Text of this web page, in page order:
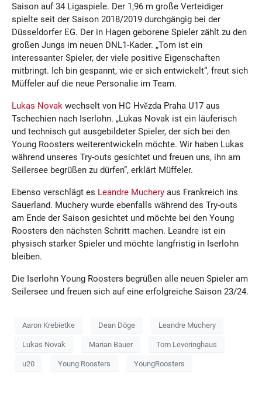
Saison auf 34 Ligaspiele. Der 1,96 m große Verteidiger
spielte seit der Saison 2018/2019 durchgängig bei der
Düsseldorfer EG. Der in Hagen geborene Spieler zählt zu den
großen Jungs im neuen DNL1-Kader. „Tom ist ein
interessanter Spieler, der viele positive Eigenschaften
mitbringt. Ich bin gespannt, wie er sich entwickelt“, freut sich
Müffeler auf die neue Personalie im Team.
Lukas Novak wechselt von HC Hvězda Praha U17 aus
Tschechien nach Iserlohn. „Lukas Novak ist ein läuferisch
und technisch gut ausgebildeter Spieler, der sich bei den
Young Roosters weiterentwickeln möchte. Wir haben Lukas
während unseres Try-outs gesichtet und freuen uns, ihn am
Seilersee begrüßen zu dürfen“, erklärt Müffeler.
Ebenso verschlägt es Leandre Muchery aus Frankreich ins
Sauerland. Muchery wurde ebenfalls während des Try-outs
am Ende der Saison gesichtet und möchte bei den Young
Roosters den nächsten Schritt machen. Leandre ist ein
physisch starker Spieler und möchte langfristig in Iserlohn
bleiben.
Die Iserlohn Young Roosters begrüßen alle neuen Spieler am
Seilersee und freuen sich auf eine erfolgreiche Saison 23/24.
Aaron Krebietke Dean Döge Leandre Muchery
Lukas Novak Marian Bauer Tom Leveringhaus
u20 Young Roosters YoungRoosters